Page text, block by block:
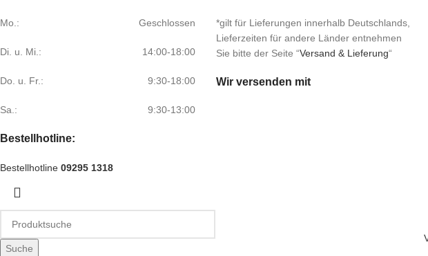
Mo.: Geschlossen
Di. u. Mi.: 14:00-18:00
Do. u. Fr.: 9:30-18:00
Sa.: 9:30-13:00
Bestellhotline:
Bestellhotline 09295 1318
*gilt für Lieferungen innerhalb Deutschlands,
Lieferzeiten für andere Länder entnehmen
Sie bitte der Seite “Versand & Lieferung“
Wir versenden mit
Suche